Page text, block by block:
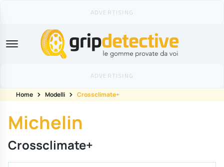
GripDetective
Home Modelli Crossclimate+
Michelin
Crossclimate+